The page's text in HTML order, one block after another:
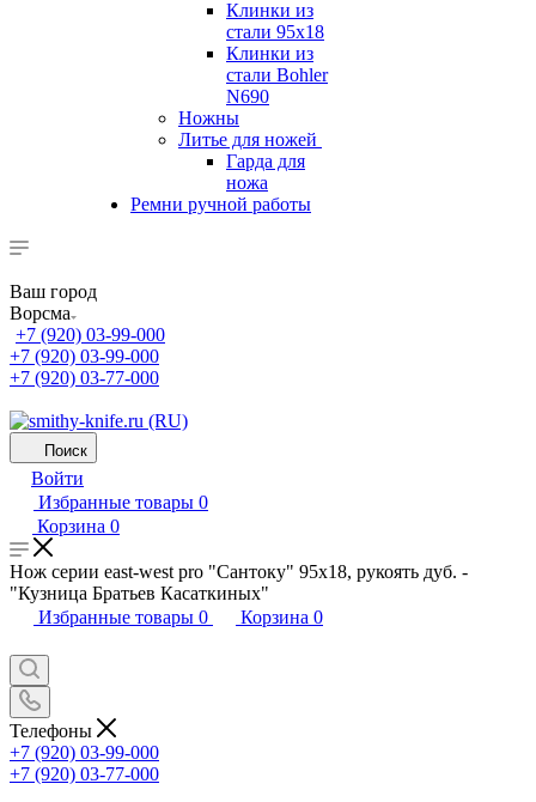
Клинки из
стали 95х18
Клинки из
стали Bohler
N690
Ножны
Литье для ножей
Гарда для
ножа
Ремни ручной работы
Ваш город
Ворсма
+7 (920) 03-99-000
+7 (920) 03-99-000
+7 (920) 03-77-000
Поиск
Войти
Избранные товары 0
Корзина 0
Нож серии east-west pro "Сантоку" 95х18, рукоять дуб. -
"Кузница Братьев Касаткиных"
Избранные товары 0 Корзина 0
Телефоны
+7 (920) 03-99-000
+7 (920) 03-77-000